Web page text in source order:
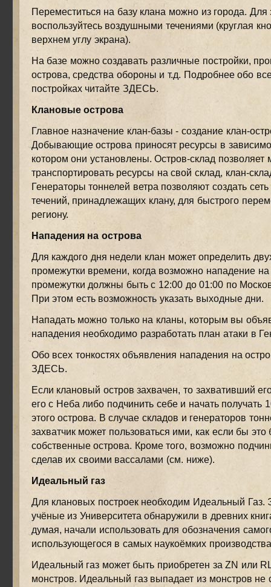
Переместиться на базу клана можно из города. Для
воспользуйтесь воздушными течениями (круглая
верхнем углу экрана).
На базе можно создавать различные постройки,
острова, средства обороны и т.д. Подробнее обо
постройках читайте ЗДЕСЬ.
Клановые острова
Главное назначение клан-базы - создание клан-
Добывающие острова приносят ресурсы в
котором они установлены. Остров-склад позволяет
транспортировать ресурсы на свой склад, клан-
Генераторы тоннелей ветра позволяют создать
течений, принадлежащих клану, для быстрого
региону.
Нападения на острова
Для каждого дня недели клан может определить
промежутки времени, когда возможно нападение на
промежутки должны быть с 12:00 до 01:00 по
При этом есть возможность указать выходные дни.
Нападать можно только на кланы, которым вы
нападения необходимо разработать план атаки в
Обо всех тонкостях объявления нападения на
ЗДЕСЬ.
Если клановый остров захвачен, то захвативший
его с Неба либо подчинить себе и начать получать
этого острова. В случае складов и генераторов
захватчик может пользоваться ими, как если бы это
собственные острова. Кроме того, возможно
сделав их своими вассалами (см. ниже).
Идеальный газ
Для клановых построек необходим Идеальный Газ.
учёные из Университета обнаружили в древних
думая, начали использовать для обозначения
использующегося в самых наукоёмких
Идеальный газ может быть приобретен за ZN или
монстров. Идеальный газ выпадает из монстров не